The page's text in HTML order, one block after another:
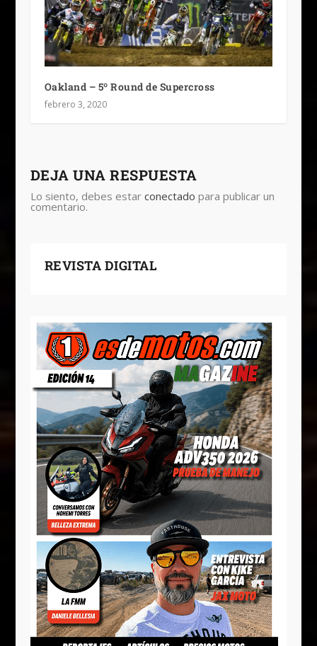
Oakland – 5º Round de Supercross
febrero 3, 2020
DEJA UNA RESPUESTA
Lo siento, debes estar conectado para publicar un
comentario.
REVISTA DIGITAL